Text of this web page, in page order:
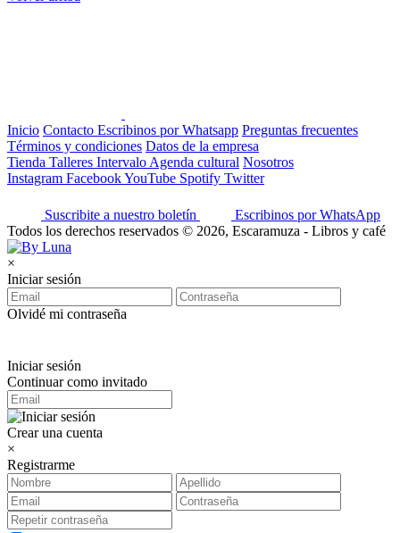
Inicio Contacto Escribinos por Whatsapp Preguntas frecuentes
Términos y condiciones Datos de la empresa
Tienda Talleres Intervalo Agenda cultural Nosotros
Instagram FacebookYouTube Spotify Twitter
Suscribite a nuestro boletín
Escribinos por WhatsApp
Todos los derechos reservados © 2026, Escaramuza - Libros y café
×
Iniciar sesión
Olvidé mi contraseña
Iniciar sesión
Continuar como invitado
Crear una cuenta
×
Registrarme